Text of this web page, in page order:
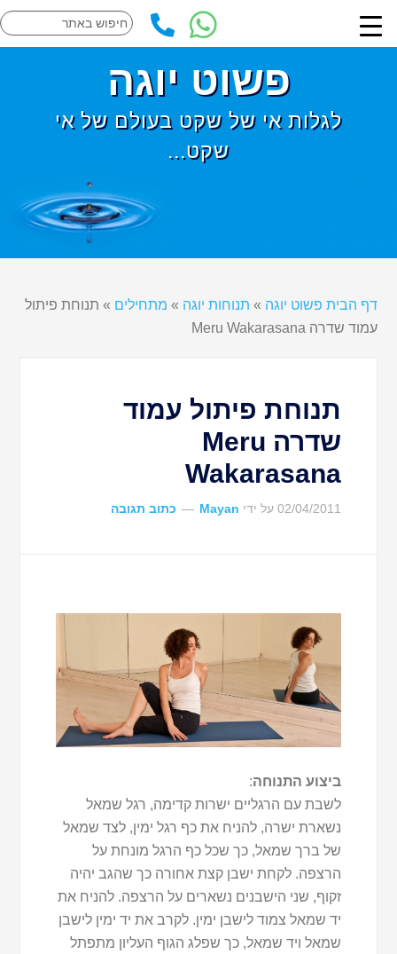
פשוט יוגה
לגלות אי של שקט בעולם של אי
שקט...
דף הבית פשוט יוגה » תנוחות יוגה » מתחילים » תנוחת פיתול
עמוד שדרה Meru Wakarasana
תנוחת פיתול עמוד
שדרה Meru
Wakarasana
02/04/2011 על ידי Mayan כתוב תגובה
ביצוע התנוחה:
לשבת עם הרגליים ישרות קדימה, רגל שמאל
נשארת ישרה, להניח את כף רגל ימין, לצד שמאל
של ברך שמאל, כך שכל כף הרגל מונחת על
הרצפה. לקחת ישבן קצת אחורה כך שהגב יהיה
זקוף, שני הישבנים נשארים על הרצפה. להניח את
יד שמאל צמוד לישבן ימין. לקרב את יד ימין לישבן
שמאל ויד שמאל, כך שפלג הגוף העליון מתפתל